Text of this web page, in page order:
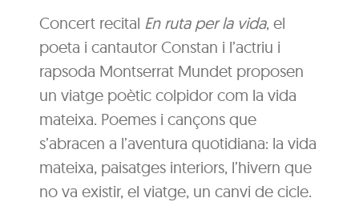
Concert recital En ruta per la vida, el
poeta i cantautor Constan i l’actriu i
rapsoda Montserrat Mundet proposen
un viatge poètic colpidor com la vida
mateixa. Poemes i cançons que
s’abracen a l’aventura quotidiana: la vida
mateixa, paisatges interiors, l’hivern que
no va existir, el viatge, un canvi de cicle.